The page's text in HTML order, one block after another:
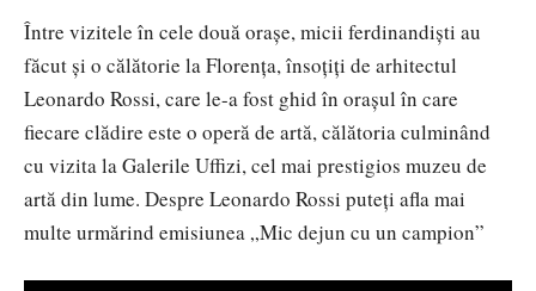
Între vizitele în cele două orașe, micii ferdinandiști au
făcut și o călătorie la Florența, însoțiți de arhitectul
Leonardo Rossi, care le-a fost ghid în orașul în care
fiecare clădire este o operă de artă, călătoria culminând
cu vizita la Galerile Uffizi, cel mai prestigios muzeu de
artă din lume. Despre Leonardo Rossi puteți afla mai
multe urmărind emisiunea „Mic dejun cu un campion”